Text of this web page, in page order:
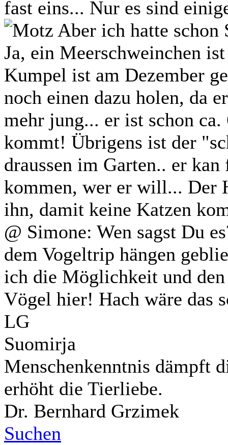
fast eins... Nur es sind
Aber ich hatte
Ja, ein Meerschweinchen
Kumpel ist am Dezember
noch einen dazu holen, da
mehr jung... er ist schon
kommt! Übrigens ist der
draussen im Garten.. er
kommen, wer er will... Der
ihn, damit keine Katzen
@ Simone: Wen sagst Du
dem Vogeltrip hängen
ich die Möglichkeit und
Vögel hier! Hach wäre das
LG
Suomirja
Menschenkenntnis dämpft
erhöht die Tierliebe.
Dr. Bernhard Grzimek
Suchen